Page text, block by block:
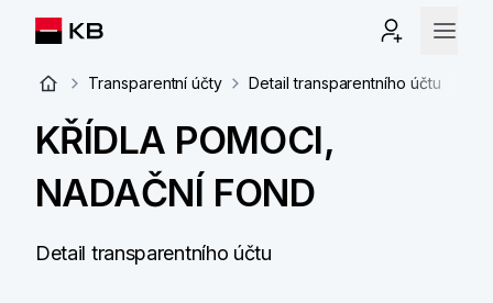
Transparentní účty Detail transparentního účtu
KŘÍDLA POMOCI,
NADAČNÍ FOND
Detail transparentního účtu